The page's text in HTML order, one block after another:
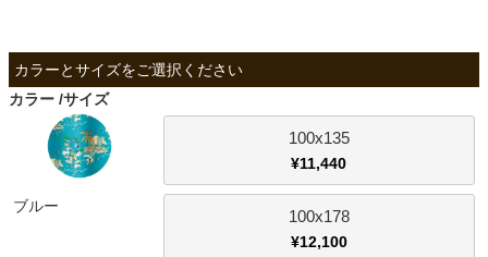
ファブリック
カラー サイズ
ブルー
100x135
¥11,440
100x178
¥12,100